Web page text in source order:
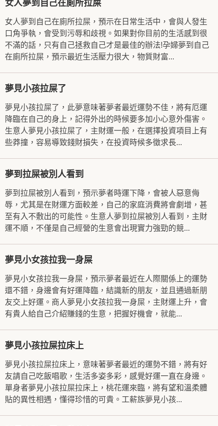
女人夢到自己在廁所拉屎
女人夢到自己在廁所拉屎，預示在日常生活中，會與人發生
口角爭執，會受到污辱和歧視。如果對你目前的生活感到很
不滿的話，只有自己拯救自己才是最佳的辦法!孕婦夢到自己
在廁所拉屎，預示最近生活壓力很大，物質財富...
夢見小孩拉屎了
夢見小孩拉屎了，此夢意味著夢者最近運勢不佳，將有厄運
降臨在自己的身上，記得外出的時候要多加小心意外傷害。
生意人夢見小孩拉屎了，主財運一般，在選擇投資項目上有
些莽撞，容易導致錢財損失，在投資時候多徵求長...
夢到拉屎被別人看到
夢到拉屎被別人看到，預示夢者時運下降，會被人惡意侮
辱，尤其是在財運方面較差，自己的家庭消費將會劇增，甚
至有入不敷出的可能性。生意人夢到拉屎被別人看到，主財
運不順，不僅是自己經營的生意會出現實力強勁的競...
夢見小女孩拉我一身屎
夢見小女孩拉我一身屎，預示夢者最近在人際關係上的運勢
還不錯，身邊會有好運降臨，結識新的朋友，並且通過新朋
友交上好運。商人夢見小女孩拉我一身屎，主財運上升，會
有貴人給自己介紹賺錢的生意，把握好機會，就能...
夢見小孩拉屎拉床上
夢見小孩拉屎拉床上，意味著夢者最近的運勢不錯，將有好
友請自己吃飯唱歌，生活多姿多彩，感覺好運一直在身邊。
單身者夢見小孩拉屎拉床上，桃花運來臨，將有望和溫柔體
貼的異性相遇，懂得珍惜的可貴。工薪族夢見小孩...